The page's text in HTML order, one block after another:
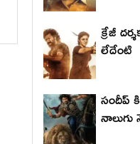
క్రేజీ
లేదేంటి
సందీప్
నాలుగు